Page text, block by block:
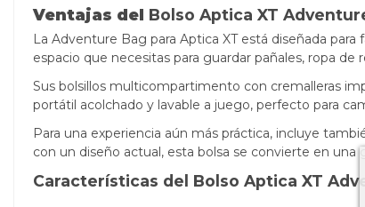
Ventajas del Bolso Aptica XT
La Adventure Bag para Aptica XT está diseñada
espacio que necesitas para guardar pañales, ropa
Sus bolsillos multicompartimento con cremalleras
portátil acolchado y lavable a juego, perfecto para
Para una experiencia aún más práctica, incluye
con un diseño actual, esta bolsa se convierte en una
Características del Bolso Aptica XT